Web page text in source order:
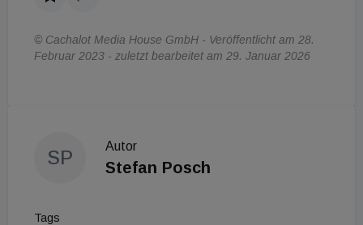
© Cachalot Media House GmbH - Veröffentlicht am 28.
Februar 2023 - zuletzt bearbeitet am 29. Januar 2026
SP
Autor
Stefan Posch
Tags